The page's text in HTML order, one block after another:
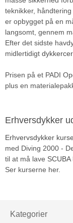
teknikker,
er opbygget på en
langsomt, gennem
Efter det sidste
midlertidigt
Prisen på et PADI
plus en
Erhversdykker
Erhvervsdykker
med Diving 2000 -
til at må lave
Ser kurserne her.
Kategorier